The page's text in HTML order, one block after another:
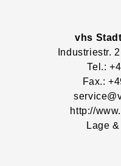
vhs
Industriestr. 2
Tel.:
Fax.:
http://
Lage